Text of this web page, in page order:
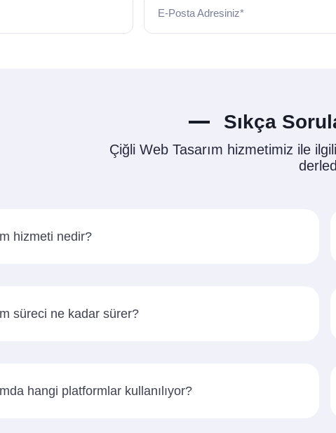
E-Posta Adresiniz*
Sıkça
Çiğli Web Tasarım hizmetimiz ile
hizmeti nedir?
süreci ne kadar sürer?
hangi platformlar kullanılıyor?